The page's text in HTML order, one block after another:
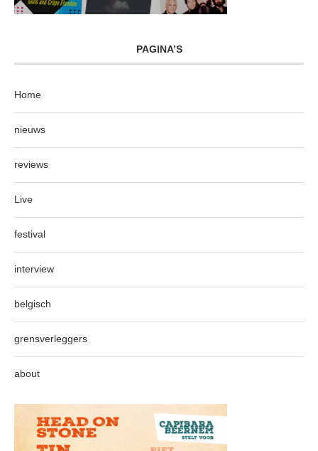
PAGINA’S
Home
nieuws
reviews
Live
festival
interview
belgisch
grensverleggers
about